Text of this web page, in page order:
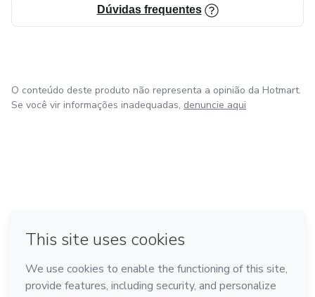
Dúvidas frequentes
O conteúdo deste produto não representa a opinião da Hotmart.
Se você vir informações inadequadas, denuncie aqui
Feito com ❤ em Bogotá